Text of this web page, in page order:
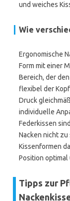
und weiches
Wie
Ergonomische
Form mit einer
Bereich, der
flexibel der
Druck
individuelle
Federkissen
Nacken nicht
Kissenformen
Position
Tipps zur